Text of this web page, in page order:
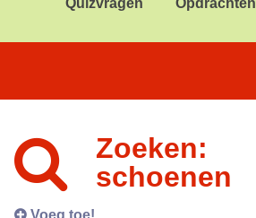
Quizvragen Opdrachten
Zoeken:
schoenen
Voeg toe!